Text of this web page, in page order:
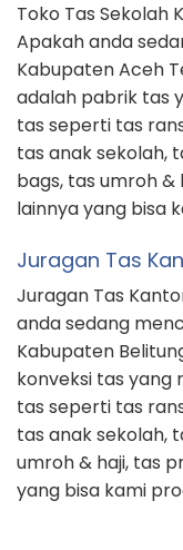
Toko Tas Sekolah
Apakah anda
Kabupaten Aceh
adalah pabrik tas
tas seperti tas
tas anak sekolah,
bags, tas umroh &
lainnya yang bisa
Juragan Tas
Juragan Tas
anda sedang
Kabupaten
konveksi tas
tas seperti tas
tas anak sekolah,
umroh & haji, tas
yang bisa kami